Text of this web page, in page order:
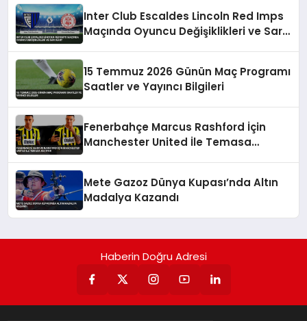
Inter Club Escaldes Lincoln Red Imps
Maçında Oyuncu Değişiklikleri ve Sarı
15 Temmuz 2026 Günün Maç Programı
Saatler ve Yayıncı Bilgileri
Fenerbahçe Marcus Rashford İçin
Manchester United İle Temasa
Mete Gazoz Dünya Kupası’nda Altın
Madalya Kazandı
Haberin Doğru Adresi